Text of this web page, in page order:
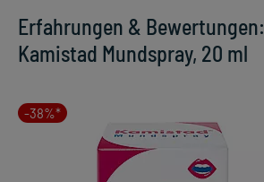
Erfahrungen & Bewertungen:
Kamistad Mundspray, 20 ml
-38%*